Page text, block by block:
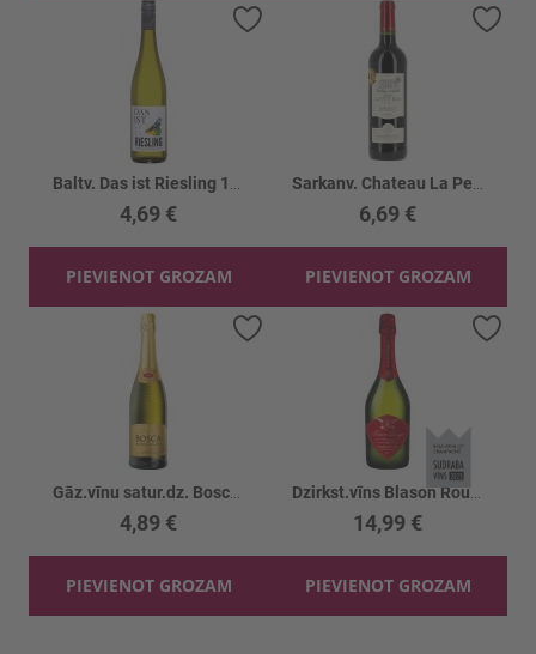
4,69 €
PIEVIENOT GROZAM
6,69 €
PIEVIENOT GROZAM
4,89 €
PIEVIENOT GROZAM
Pievienot vēlmju sarakstam
14,99 €
PIEVIENOT GROZAM